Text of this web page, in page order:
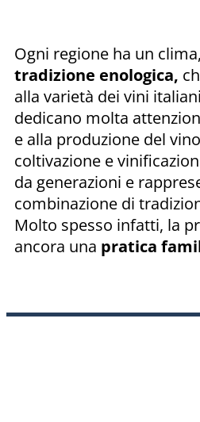
Ogni regione ha un
tradizione enologica,
alla varietà dei vini
dedicano molta
e alla produzione del
coltivazione e
da generazioni e
combinazione di
Molto spesso infatti, la
ancora una pratica